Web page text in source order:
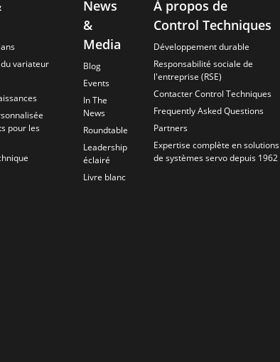
variateur
pour les
News
&
Media
Blog
Events
In The
News
Roundtable
Leadership
éclairé
Livre blanc
À propos de
Control Techniques
Développement durable
Responsabilité sociale de
l'entreprise (RSE)
Contacter Control Techniques
Frequently Asked Questions
Partners
Expertise complète en solutions
de systèmes servo depuis 1962